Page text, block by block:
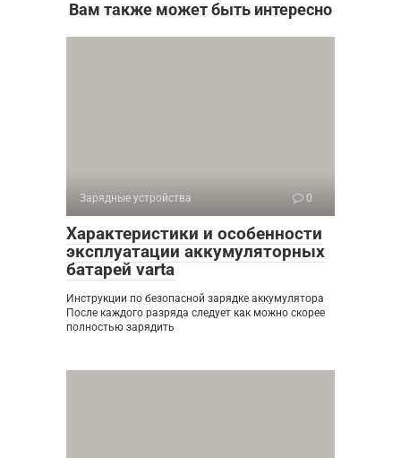
Вам также может быть интересно
Зарядные устройства 0
Характеристики и особенности
эксплуатации аккумуляторных
батарей varta
Инструкции по безопасной зарядке аккумулятора
После каждого разряда следует как можно скорее
полностью зарядить